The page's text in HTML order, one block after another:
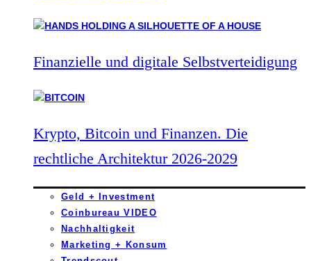
Finanzielle und digitale Selbstverteidigung
Krypto, Bitcoin und Finanzen. Die
rechtliche Architektur 2026-2029
Geld + Investment
Coinbureau VIDEO
Nachhaltigkeit
Marketing + Konsum